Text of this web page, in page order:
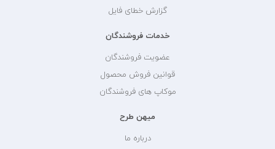
گزارش خطای فایل
خدمات فروشندگان
عضویت فروشندگان
قوانین فروش محصول
موکاپ های فروشندگان
میهن طرح
درباره ما